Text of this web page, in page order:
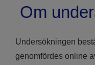
Om
Undersökningen
genomfördes online